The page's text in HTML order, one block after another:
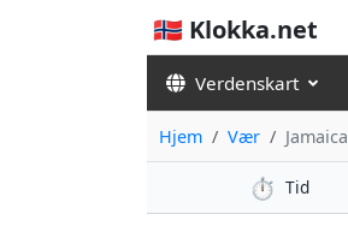
🇳🇴 Klokka.net
Verdenskart
Hjem Vær Jamaica
⏱️ Tid